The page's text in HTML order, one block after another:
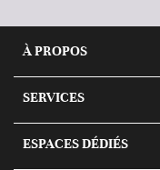
À PROPOS
SERVICES
ESPACES DÉDIÉS